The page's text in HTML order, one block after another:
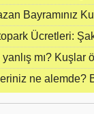
Bayramınız
Ücretleri:
mı? Kuşlar
ne alemde?